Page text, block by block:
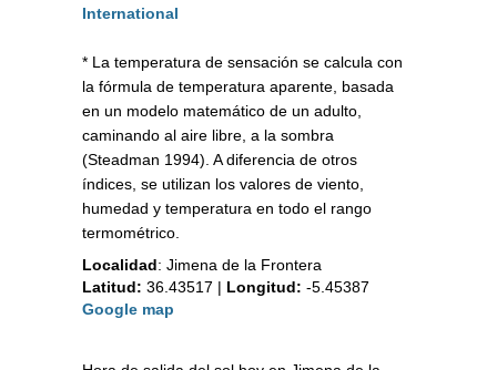
International
* La temperatura de sensación se calcula con
la fórmula de temperatura aparente, basada
en un modelo matemático de un adulto,
caminando al aire libre, a la sombra
(Steadman 1994). A diferencia de otros
índices, se utilizan los valores de viento,
humedad y temperatura en todo el rango
termométrico.
Localidad: Jimena de la Frontera
Latitud: 36.43517 | Longitud: -5.45387
Google map